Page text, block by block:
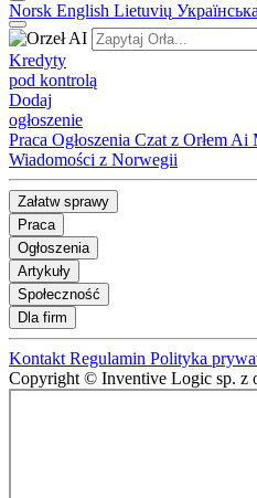
Norsk English Lietuvių Українська
Kredyty
pod kontrolą
Dodaj
ogłoszenie
Praca Ogłoszenia Czat z Orłem Ai
Wiadomości z Norwegii
Załatw sprawy
Praca
Ogłoszenia
Artykuły
Społeczność
Dla firm
Kontakt Regulamin Polityka
Copyright © Inventive Logic sp. z